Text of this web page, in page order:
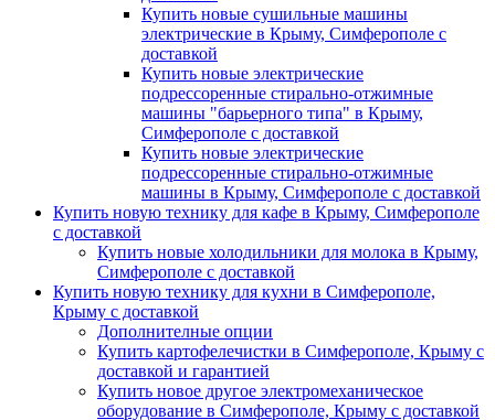
Купить новые сушильные машины
электрические в Крыму, Симферополе с
доставкой
Купить новые электрические
подрессоренные стирально-отжимные
машины "барьерного типа" в Крыму,
Симферополе с доставкой
Купить новые электрические
подрессоренные стирально-отжимные
машины в Крыму, Симферополе с доставкой
Купить новую технику для кафе в Крыму, Симферополе
с доставкой
Купить новые холодильники для молока в Крыму,
Симферополе с доставкой
Купить новую технику для кухни в Симферополе,
Крыму с доставкой
Дополнителные опции
Купить картофелечистки в Симферополе, Крыму с
доставкой и гарантией
Купить новое другое электромеханическое
оборудование в Симферополе, Крыму с доставкой